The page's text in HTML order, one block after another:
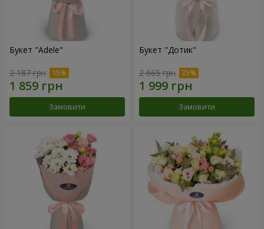
Букет "Adele"
2 187 грн
Замовити
Букет "Дотик"
2 665 грн
Замовити